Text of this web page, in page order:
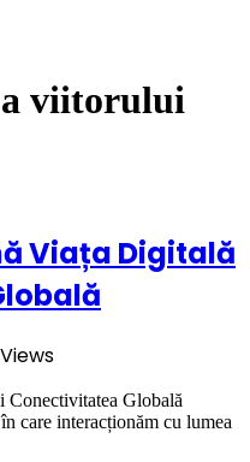
viitorului
Viața Digitală
Views
Conectivitatea Globală
care interacționăm cu lumea